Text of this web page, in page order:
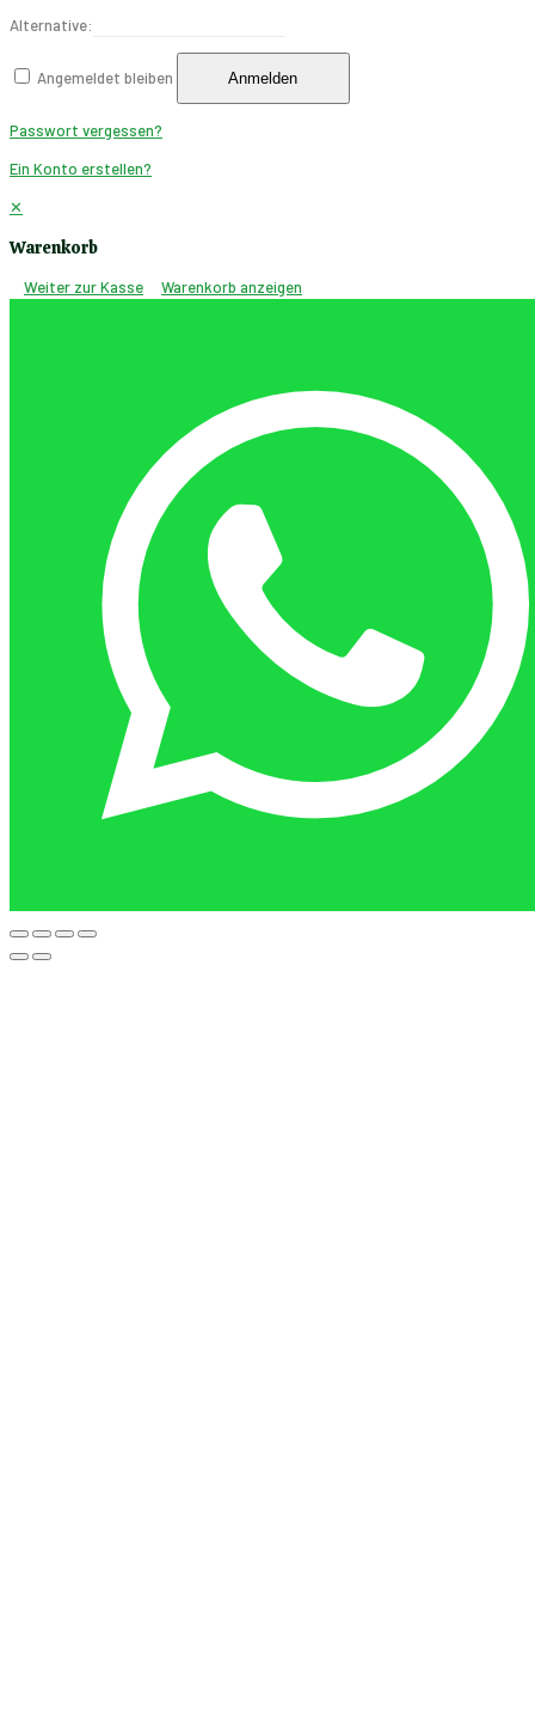
Alternative:
Angemeldet bleiben Anmelden
Passwort vergessen?
Ein Konto erstellen?
✕
Warenkorb
Weiter zur Kasse Warenkorb anzeigen